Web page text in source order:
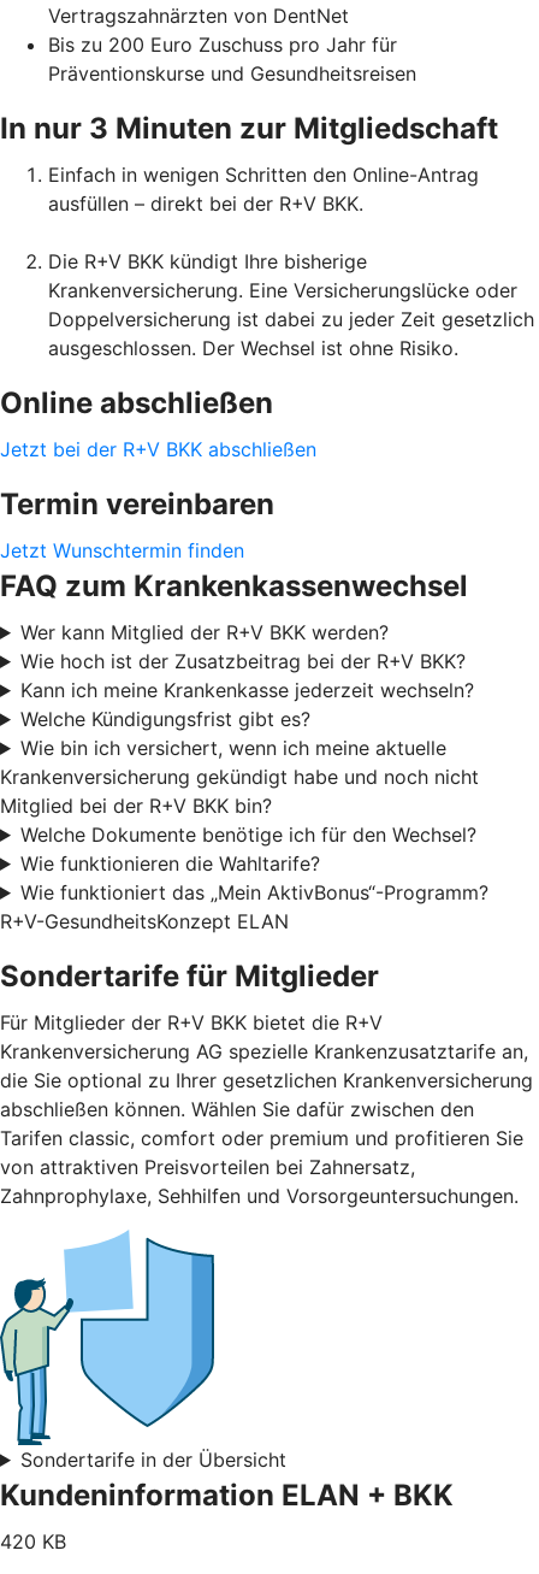
Vertragszahnärzten von DentNet
Bis zu 200 Euro Zuschuss pro Jahr für
Präventionskurse und Gesundheitsreisen
In nur 3 Minuten zur Mitgliedschaft
Einfach in wenigen Schritten den Online-Antrag
ausfüllen – direkt bei der R+V BKK.
Die R+V BKK kündigt Ihre bisherige
Krankenversicherung. Eine Versicherungslücke oder
Doppelversicherung ist dabei zu jeder Zeit gesetzlich
ausgeschlossen. Der Wechsel ist ohne Risiko.
Online abschließen
Jetzt bei der R+V BKK abschließen
Termin vereinbaren
Jetzt Wunschtermin finden
FAQ zum Krankenkassenwechsel
Wer kann Mitglied der R+V BKK werden?
Wie hoch ist der Zusatzbeitrag bei der R+V BKK?
Kann ich meine Krankenkasse jederzeit wechseln?
Welche Kündigungsfrist gibt es?
Wie bin ich versichert, wenn ich meine aktuelle
Krankenversicherung gekündigt habe und noch nicht
Mitglied bei der R+V BKK bin?
Welche Dokumente benötige ich für den Wechsel?
Wie funktionieren die Wahltarife?
Wie funktioniert das „Mein AktivBonus“-Programm?
R+V-GesundheitsKonzept ELAN
Sondertarife für Mitglieder
Für Mitglieder der R+V BKK bietet die R+V
Krankenversicherung AG spezielle Krankenzusatztarife an,
die Sie optional zu Ihrer gesetzlichen Krankenversicherung
abschließen können. Wählen Sie dafür zwischen den
Tarifen classic, comfort oder premium und profitieren Sie
von attraktiven Preisvorteilen bei Zahnersatz,
Zahnprophylaxe, Sehhilfen und Vorsorgeuntersuchungen.
Sondertarife in der Übersicht
Kundeninformation ELAN + BKK
420 KB